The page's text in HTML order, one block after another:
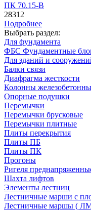
ПК 70.15-B
28312
Подробнее
Выбрать раздел:
Для фундамента
ФБС Фундаментные
Для зданий и
Балки связи
Диафрагма жесткости
Колонны
Опорные подушки
Перемычки
Перемычки брусковые
Перемычки плитные
Плиты перекрытия
Плиты ПБ
Плиты ПК
Прогоны
Ригеля
Шахта лифтов
Элементы лестниц
Лестничные марши с
Лестничные маршы (